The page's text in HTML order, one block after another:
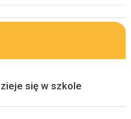
się w szkole